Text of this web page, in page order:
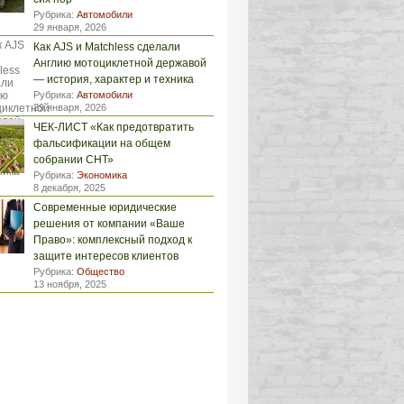
Рубрика: Автомобили
29 января, 2026
Как AJS и Matchless сделали
Англию мотоциклетной державой
— история, характер и техника
Рубрика: Автомобили
29 января, 2026
ЧЕК-ЛИСТ «Как предотвратить
фальсификации на общем
собрании СНТ»
Рубрика: Экономика
8 декабря, 2025
Современные юридические
решения от компании «Ваше
Право»: комплексный подход к
защите интересов клиентов
Рубрика: Общество
13 ноября, 2025